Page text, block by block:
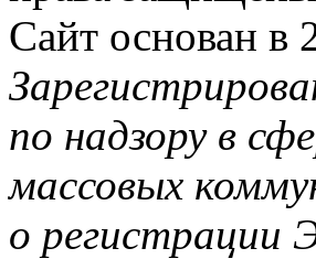
Сайт основан в
по надзору в
массовых
о регистрации